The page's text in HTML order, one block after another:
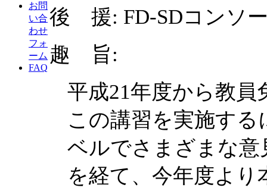
お問
い合
わせ
フォ
ーム
FAQ
後 援: FD-SDコンソ
趣 旨:
平成21年度から教員
この講習を実施す
ベルでさまざまな
を経て、今年度よ